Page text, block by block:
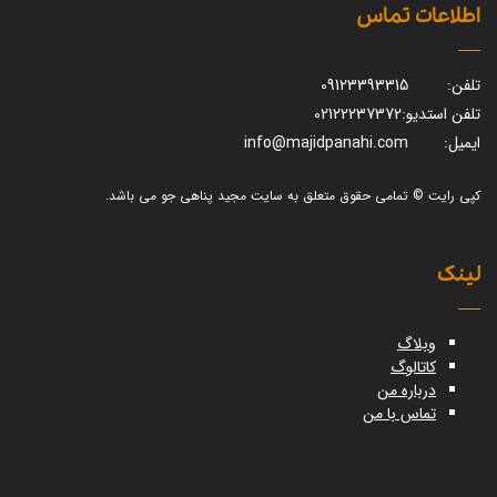
اطلاعات تماس
تلفن:
09123393315
تلفن استدیو:02122237372
ایمیل:
info@majidpanahi.com
کپی رایت © تمامی حقوق متعلق به سایت مجید پناهی جو می باشد.
لینک
وبلاگ
کاتالوگ
درباره من
تماس با من